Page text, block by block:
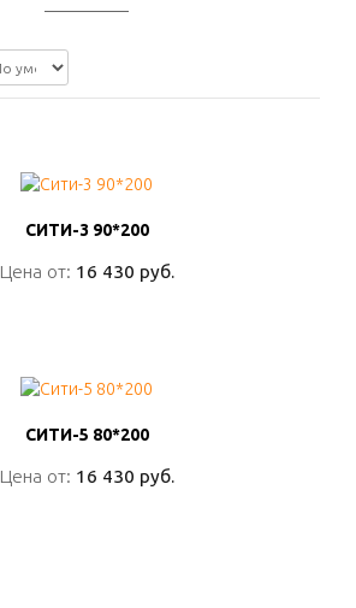
СИТИ-3 90*200
Цена от: 16 430 руб.
СИТИ-3 90*200
Цена от: 16 430 руб.
СИТИ-5 80*200
Цена от: 16 430 руб.
СИТИ-5 80*200
Цена от: 16 430 руб.